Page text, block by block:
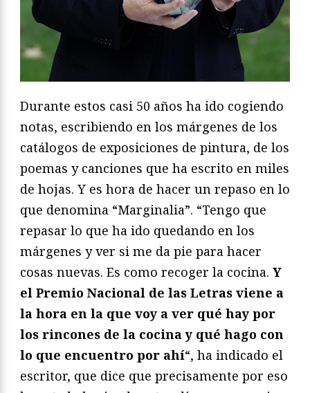
Durante estos casi 50 años ha ido cogiendo
notas, escribiendo en los márgenes de los
catálogos de exposiciones de pintura, de los
poemas y canciones que ha escrito en miles
de hojas. Y es hora de hacer un repaso en lo
que denomina “Marginalia”. “Tengo que
repasar lo que ha ido quedando en los
márgenes y ver si me da pie para hacer
cosas nuevas. Es como recoger la cocina. Y
el Premio Nacional de las Letras viene a
la hora en la que voy a ver qué hay por
los rincones de la cocina y qué hago con
lo que encuentro por ahí“, ha indicado el
escritor, que dice que precisamente por eso